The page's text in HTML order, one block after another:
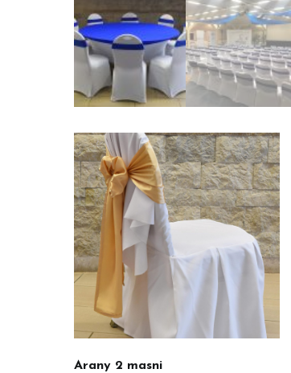
Arany 2 masni